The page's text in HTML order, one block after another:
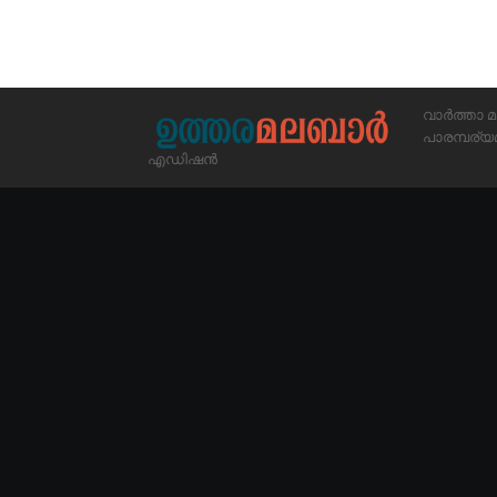
വാർത്താ
എഡിഷൻ